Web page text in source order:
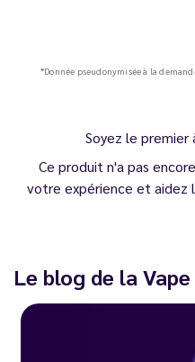
*Donnée pseudonymisée à la
Soyez le premier
Ce produit n'a pas
votre expérience et aidez
Le blog de la Vape